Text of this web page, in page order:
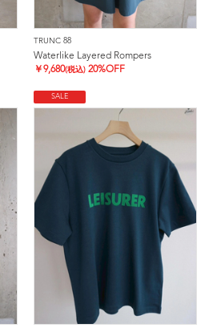
TRUNC 88
Waterlike Layered Rompers
￥9,680(税込) 20%OFF
SALE